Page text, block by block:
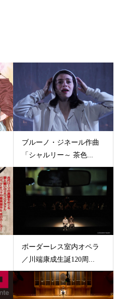
ブルーノ・ジネール作曲
「シャルリー～ 茶色...
ボーダーレス室内オペラ
／川端康成生誕120周...